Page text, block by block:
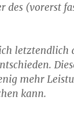
des (vorerst
letztendlich
mehr
kann.